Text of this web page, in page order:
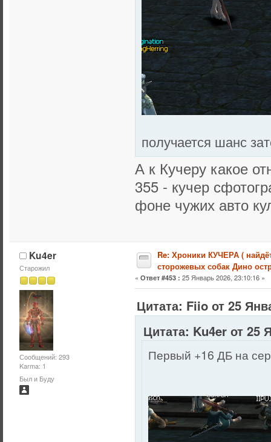
получается шанс
А к Кучеру какое
355 - кучер
фоне чужих авто
Ku4er
Старожил
Сообщений: 293
Karma: 1
Был и Буду
Re: Хроники КУЧЕРА (
сторожевых собак Дино
« Ответ #453 : 25 Январь 2026, 23:10:16 »
Цитата: Fiio от 25
Цитата: Ku4er от 25
Первый +16 ДБ на